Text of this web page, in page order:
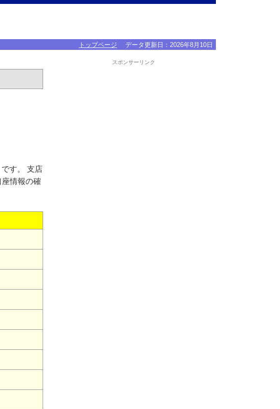
トップページ データ更新日： 2026年8月10日
す。 支店
情報の確
スポンサーリンク